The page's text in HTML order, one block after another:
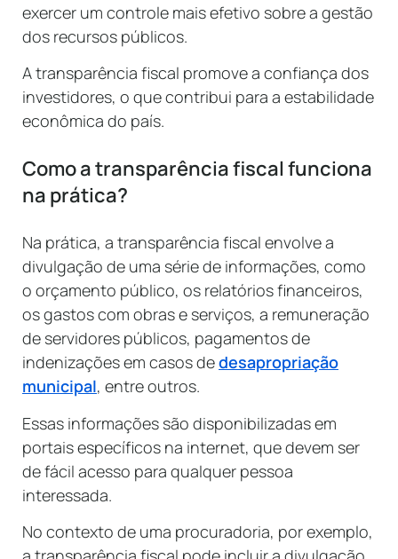
exercer um controle mais efetivo sobre a gestão
dos recursos públicos.
A transparência fiscal promove a confiança dos
investidores, o que contribui para a estabilidade
econômica do país.
Como a transparência fiscal funciona
na prática?
Na prática, a transparência fiscal envolve a
divulgação de uma série de informações, como
o orçamento público, os relatórios financeiros,
os gastos com obras e serviços, a remuneração
de servidores públicos, pagamentos de
indenizações em casos dedesapropriação
municipal, entre outros.
Essas informações são disponibilizadas em
portais específicos na internet, que devem ser
de fácil acesso para qualquer pessoa
interessada.
No contexto de uma procuradoria, por exemplo,